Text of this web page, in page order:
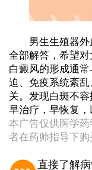
男生生殖器外
全部解答，希望对
白癜风的形成通
迫、免疫系统紊
关。发现白斑不
早治疗，早恢复，
本广告仅供医学
者在药师指导下购
直接了解